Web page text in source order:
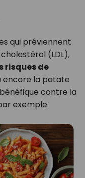
qui préviennent
(LDL),
risques de
encore la patate
contre la
exemple.